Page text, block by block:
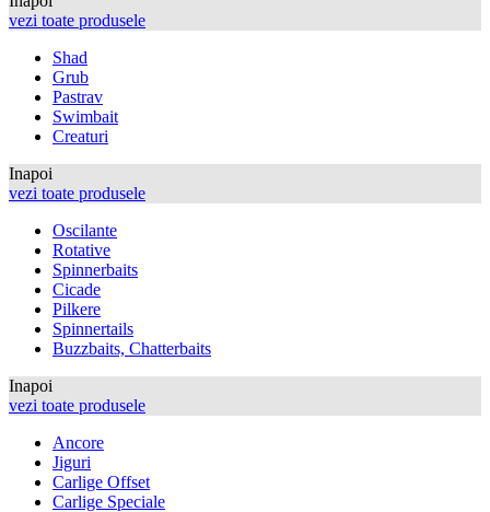
vezi toate produsele
Shad
Grub
Pastrav
Swimbait
Creaturi
Inapoi
vezi toate produsele
Oscilante
Rotative
Spinnerbaits
Cicade
Pilkere
Spinnertails
Buzzbaits, Chatterbaits
Inapoi
vezi toate produsele
Ancore
Jiguri
Carlige Offset
Carlige Speciale